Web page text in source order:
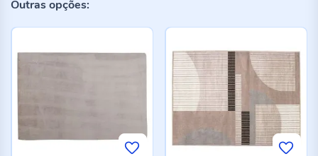
Outras opções: